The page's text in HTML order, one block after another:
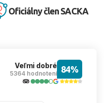
Oficiálny člen SACKA
Veľmi dobré
5364 hodnotení 84%